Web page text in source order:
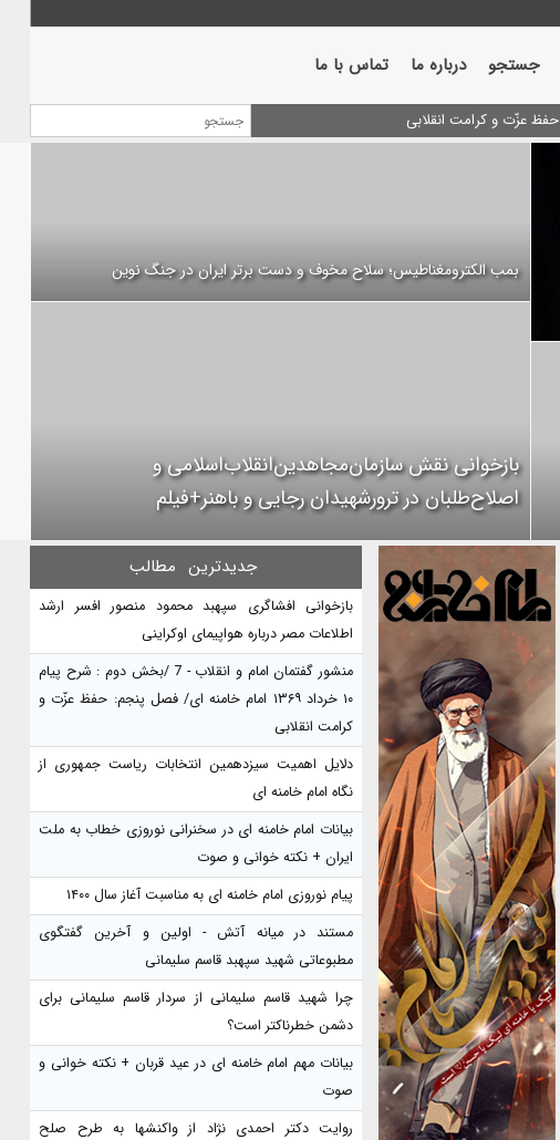
جستجو درباره ما تماس با ما
بمب الکترومغناطیس؛ سلاح مخوف و دست برتر ایران در جنگ نوین
بازخوانی نقش سازمان‌مجاهدین‌انقلاب‌اسلامی و
اصلاح‌طلبان در ترورشهیدان رجایی و باهنر+فیلم
جدیدترین مطالب
بازخوانی افشاگری سپهبد محمود منصور افسر ارشد
اطلاعات مصر درباره هواپیمای اوکراینی
منشور گفتمان امام و انقلاب - 7 /بخش دوم : شرح پیام
۱۰ خرداد ۱۳۶۹ امام خامنه ای/ فصل پنجم: حفظ عزّت و
کرامت انقلابی
دلایل اهمیت سیزدهمین انتخابات ریاست جمهوری از
نگاه امام خامنه ای
بیانات امام خامنه ای در سخنرانی نوروزی خطاب به ملت
ایران + نکته خوانی و صوت
پیام نوروزی امام خامنه ای به مناسبت آغاز سال ۱۴۰۰
مستند در میانه آتش - اولین و آخرین گفتگوی
مطبوعاتی شهید سپهبد قاسم سلیمانی
چرا شهید قاسم سلیمانی از سردار قاسم سلیمانی برای
دشمن خطرناکتر است؟
بیانات مهم امام خامنه ای در عید قربان + نکته خوانی و
صوت
روایت دکتر احمدی نژاد از واکنشها به طرح صلح